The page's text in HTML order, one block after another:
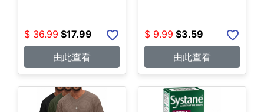
$ 36.99 $17.99
由此查看
$ 9.99 $3.59
由此查看